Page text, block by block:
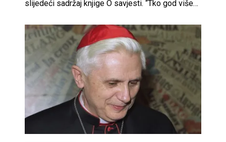
slijedeći sadržaj knjige O savjesti. “Tko god više…